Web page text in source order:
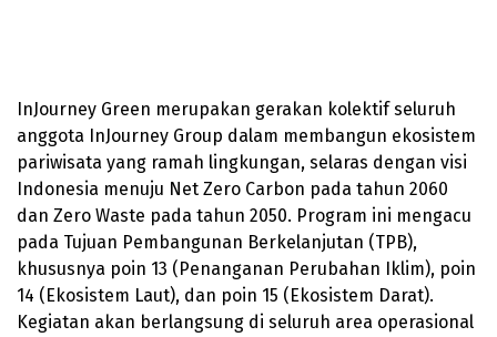
InJourney Green merupakan gerakan kolektif seluruh
anggota InJourney Group dalam membangun ekosistem
pariwisata yang ramah lingkungan, selaras dengan visi
Indonesia menuju Net Zero Carbon pada tahun 2060
dan Zero Waste pada tahun 2050. Program ini mengacu
pada Tujuan Pembangunan Berkelanjutan (TPB),
khususnya poin 13 (Penanganan Perubahan Iklim), poin
14 (Ekosistem Laut), dan poin 15 (Ekosistem Darat).
Kegiatan akan berlangsung di seluruh area operasional